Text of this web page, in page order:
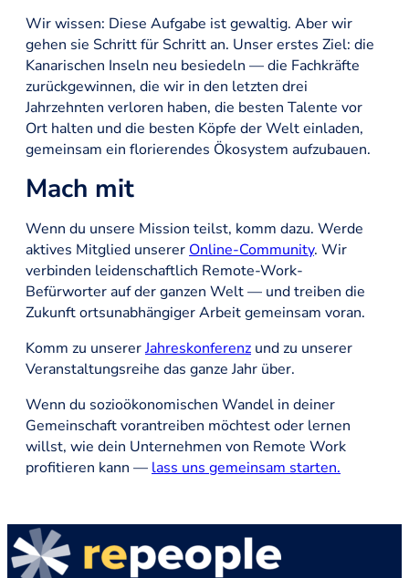
Wir wissen: Diese Aufgabe ist gewaltig. Aber wir
gehen sie Schritt für Schritt an. Unser erstes Ziel: die
Kanarischen Inseln neu besiedeln — die Fachkräfte
zurückgewinnen, die wir in den letzten drei
Jahrzehnten verloren haben, die besten Talente vor
Ort halten und die besten Köpfe der Welt einladen,
gemeinsam ein florierendes Ökosystem aufzubauen.
Mach mit
Wenn du unsere Mission teilst, komm dazu. Werde
aktives Mitglied unserer Online-Community. Wir
verbinden leidenschaftlich Remote-Work-
Befürworter auf der ganzen Welt — und treiben die
Zukunft ortsunabhängiger Arbeit gemeinsam voran.
Komm zu unsererJahreskonferenz und zu unserer
Veranstaltungsreihe das ganze Jahr über.
Wenn du sozioökonomischen Wandel in deiner
Gemeinschaft vorantreiben möchtest oder lernen
willst, wie dein Unternehmen von Remote Work
profitieren kann — lass uns gemeinsam starten.